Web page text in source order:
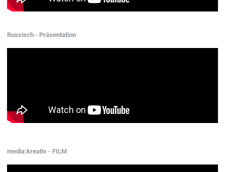
Russisch - Präsentation
media:kreativ - FILM